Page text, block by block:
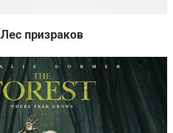
Лес призраков